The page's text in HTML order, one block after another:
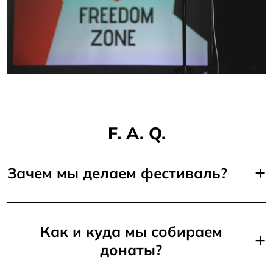
F. A. Q.
Зачем мы делаем фестиваль? +
Как и куда мы собираем
донаты?
+